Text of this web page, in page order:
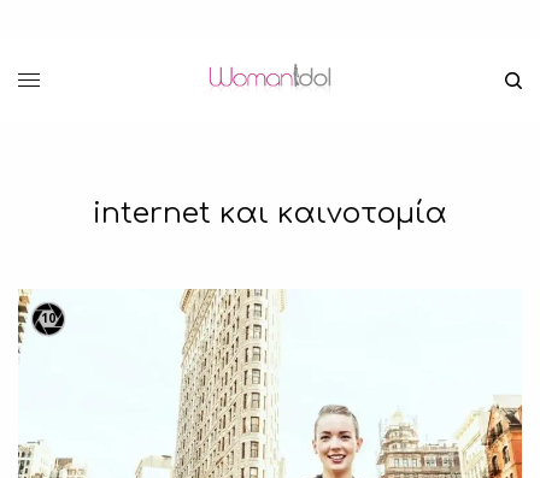
internet και καινοτομία
10